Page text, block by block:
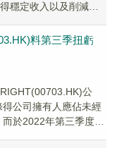
穩定收入以及削減經
料第三季扭虧
公
公司擁有人應佔未經
於2022年第三季度則